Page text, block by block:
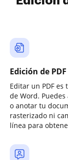
Edición de
Editar un PDF
de Word.
o anotar tu
rasterizado ni
línea para